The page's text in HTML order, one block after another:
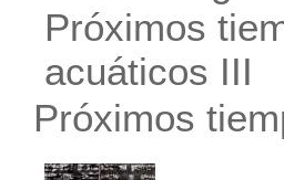
Próximos